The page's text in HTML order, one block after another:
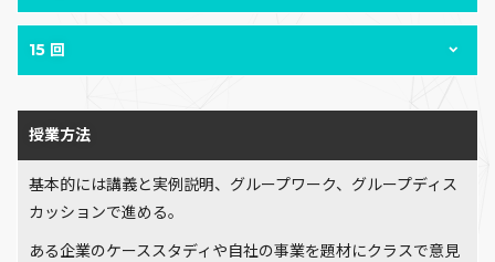
15 回
授業方法
基本的には講義と実例説明、グループワーク、グループディス
カッションで進める。
ある企業のケーススタディや自社の事業を題材にクラスで意見